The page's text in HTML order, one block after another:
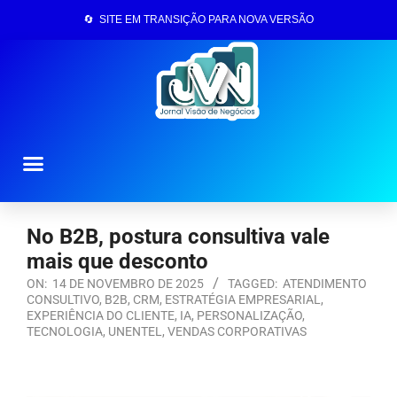
🔄 SITE EM TRANSIÇÃO PARA NOVA VERSÃO
No B2B, postura consultiva vale
mais que desconto
ON: 14 DE NOVEMBRO DE 2025 TAGGED: ATENDIMENTO
CONSULTIVO, B2B, CRM, ESTRATÉGIA EMPRESARIAL ,
EXPERIÊNCIA DO CLIENTE, IA, PERSONALIZAÇÃO,
TECNOLOGIA, UNENTEL , VENDAS CORPORATIVAS